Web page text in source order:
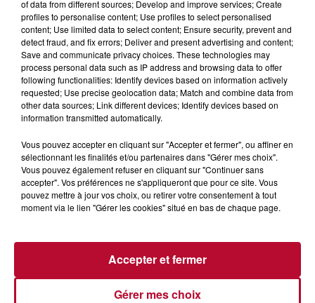
Dans ce reportage, vous allez découvrir comment est
né ce projet : de l'enfermement de Rémi Gaillard dans
une cage de la SPA jusqu'à la réalisation de ce festival
ANYMAL .
RTS vous emmène dans les coulisses d'un événement
pas comme les autres, qui se bat pour une cause
noble : la protection de nos amis les animaux...
Retrouvez Carré Vip sur RTS à 11h30 du Lundi au
Vendredi avec Eric et le samedi entre 10h et 12h avec
Julie .
vidéo.
of data from different sources; Develop and improve services; Create
profiles to personalise content; Use profiles to select personalised
content; Use limited data to select content; Ensure security, prevent and
detect fraud, and fix errors; Deliver and present advertising and content;
Save and communicate privacy choices. These technologies may
process personal data such as IP address and browsing data to offer
following functionalities: Identify devices based on information actively
requested; Use precise geolocation data; Match and combine data from
other data sources; Link different devices; Identify devices based on
information transmitted automatically.
Vous pouvez accepter en cliquant sur "Accepter et fermer", ou affiner en
sélectionnant les finalités et/ou partenaires dans "Gérer mes choix".
Vous pouvez également refuser en cliquant sur "Continuer sans
accepter". Vos préférences ne s'appliqueront que pour ce site. Vous
pouvez mettre à jour vos choix, ou retirer votre consentement à tout
moment via le lien "Gérer les cookies" situé en bas de chaque page.
Gérer mes choix
Accepter et fermer